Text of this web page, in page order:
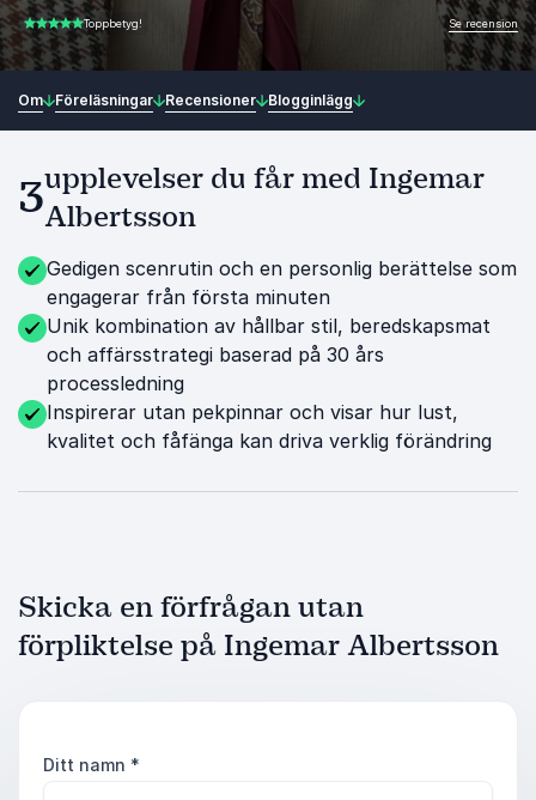
5.00 av 5 Toppbetyg! Se recension
Om Föreläsningar Recensioner Blogginlägg
3upplevelser du får med Ingemar
Albertsson
Gedigen scenrutin och en personlig berättelse som
engagerar från första minuten
Unik kombination av hållbar stil, beredskapsmat
och affärsstrategi baserad på 30 års
processledning
Inspirerar utan pekpinnar och visar hur lust,
kvalitet och fåfänga kan driva verklig förändring
Skicka en förfrågan utan
förpliktelse på Ingemar Albertsson
Ditt namn *